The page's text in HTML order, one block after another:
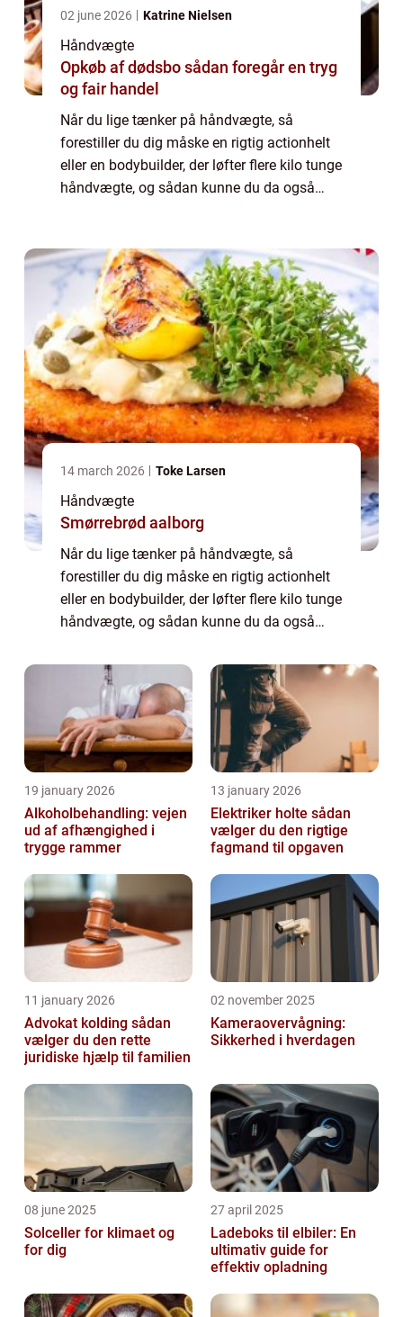
02 june 2026 Katrine Nielsen
Håndvægte
Opkøb af dødsbo sådan foregår en tryg
og fair handel
Når du lige tænker på håndvægte, så
forestiller du dig måske en rigtig actionhelt
eller en bodybuilder, der løfter flere kilo tunge
håndvægte, og sådan kunne du da også
14 march 2026 Toke Larsen
Håndvægte
Smørrebrød aalborg
Når du lige tænker på håndvægte, så
forestiller du dig måske en rigtig actionhelt
eller en bodybuilder, der løfter flere kilo tunge
håndvægte, og sådan kunne du da også
hvor hårdt kan det lige være? Fakt...
19 january 2026
Alkoholbehandling: vejen
ud af afhængighed i
trygge rammer
13 january 2026
Elektriker holte sådan
vælger du den rigtige
fagmand til opgaven
11 january 2026
Advokat kolding sådan
vælger du den rette
juridiske hjælp til familien
02 november 2025
Kameraovervågning:
Sikkerhed i hverdagen
08 june 2025
Solceller for klimaet og
for dig
27 april 2025
Ladeboks til elbiler: En
ultimativ guide for
effektiv opladning